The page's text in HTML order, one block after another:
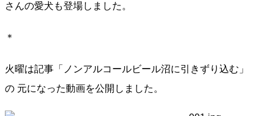
さんの愛犬も登場しました。
＊
火曜は記事「ノンアルコールビール沼に引きずり込む」
の 元になった動画を公開しました。